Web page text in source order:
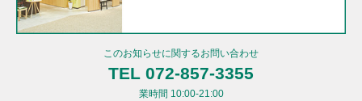
このお知らせに関するお問い合わせ
TEL 072-857-3355
業時間 10:00-21:00